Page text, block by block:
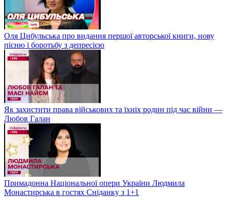
Оля Цибульська про видання першої авторської книги, нову
пісню і боротьбу з депресією
Як захистити права військових та їхніх родин під час війни —
Любов Галан
Примадонна Національної опери України Людмила
Монастирська в гостях Сніданку з 1+1